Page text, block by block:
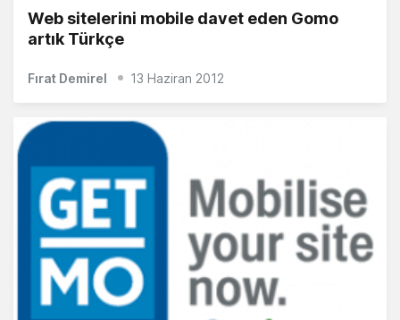
Web sitelerini mobile davet eden Gomo
artık Türkçe
Fırat Demirel 13 Haziran 2012